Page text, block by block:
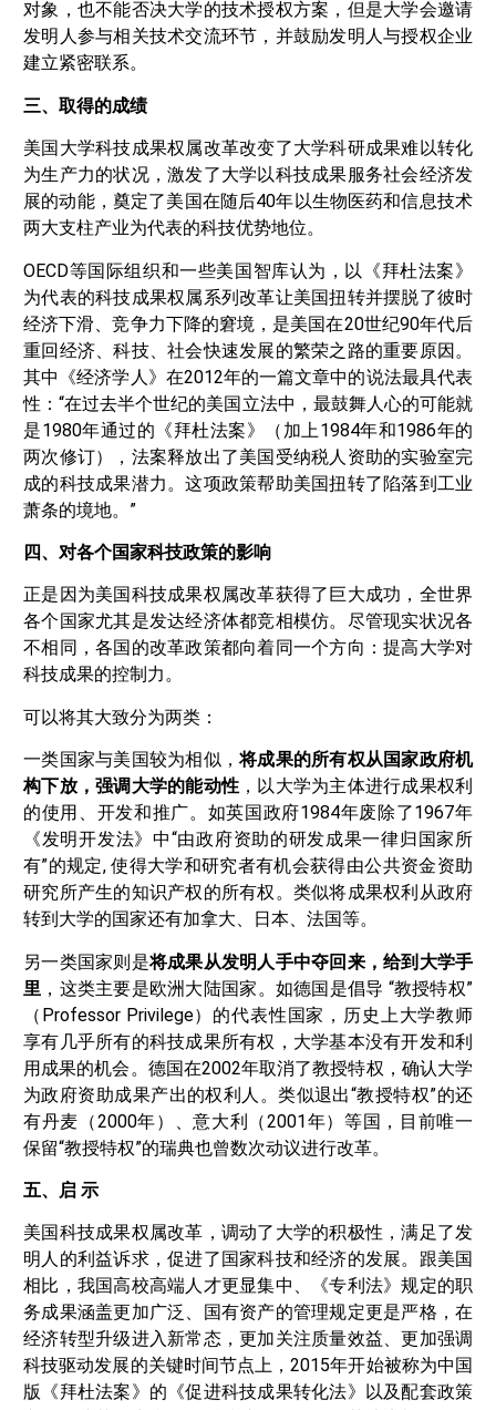
对象，也不能否决大学的技术授权方案，但是大学会邀请
发明人参与相关技术交流环节，并鼓励发明人与授权企业
建立紧密联系。
三、取得的成绩
美国大学科技成果权属改革改变了大学科研成果难以转化
为生产力的状况，激发了大学以科技成果服务社会经济发
展的动能，奠定了美国在随后40年以生物医药和信息技术
两大支柱产业为代表的科技优势地位。
OECD等国际组织和一些美国智库认为，以《拜杜法案》
为代表的科技成果权属系列改革让美国扭转并摆脱了彼时
经济下滑、竞争力下降的窘境，是美国在20世纪90年代后
重回经济、科技、社会快速发展的繁荣之路的重要原因。
其中《经济学人》在2012年的一篇文章中的说法最具代表
性：“在过去半个世纪的美国立法中，最鼓舞人心的可能就
是1980年通过的《拜杜法案》（加上1984年和1986年的
两次修订），法案释放出了美国受纳税人资助的实验室完
成的科技成果潜力。这项政策帮助美国扭转了陷落到工业
萧条的境地。”
四、对各个国家科技政策的影响
正是因为美国科技成果权属改革获得了巨大成功，全世界
各个国家尤其是发达经济体都竞相模仿。尽管现实状况各
不相同，各国的改革政策都向着同一个方向：提高大学对
科技成果的控制力。
可以将其大致分为两类：
一类国家与美国较为相似，将成果的所有权从国家政府机
构下放，强调大学的能动性 ，以大学为主体进行成果权利
的使用、开发和推广。如英国政府1984年废除了1967年
《发明开发法》中“由政府资助的研发成果一律归国家所
有”的规定, 使得大学和研究者有机会获得由公共资金资助
研究所产生的知识产权的所有权。类似将成果权利从政府
转到大学的国家还有加拿大、日本、法国等。
另一类国家则是将成果从发明人手中夺回来，给到大学手
里 ，这类主要是欧洲大陆国家。如德国是倡导 “教授特权”
（Professor Privilege）的代表性国家，历史上大学教师
享有几乎所有的科技成果所有权，大学基本没有开发和利
用成果的机会。德国在2002年取消了教授特权，确认大学
为政府资助成果产出的权利人。类似退出“教授特权”的还
有丹麦（2000年）、意大利（2001年）等国，目前唯一
保留“教授特权”的瑞典也曾数次动议进行改革。
五、启 示
美国科技成果权属改革，调动了大学的积极性，满足了发
明人的利益诉求，促进了国家科技和经济的发展。跟美国
相比，我国高校高端人才更显集中、《专利法》规定的职
务成果涵盖更加广泛、国有资产的管理规定更是严格，在
经济转型升级进入新常态，更加关注质量效益、更加强调
科技驱动发展的关键时间节点上，2015年开始被称为中国
版《拜杜法案》的《促进科技成果转化法》以及配套政策